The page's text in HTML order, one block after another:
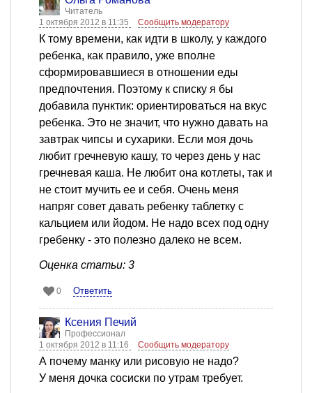
Читатель
1 октября 2012 в 11:35
Сообщить модератору
К тому времени, как идти в школу, у каждого
ребенка, как правило, уже вполне
сформировавшиеся в отношении еды
предпочтения. Поэтому к списку я бы
добавила пунктик: ориентироваться на вкус
ребенка. Это не значит, что нужно давать на
завтрак чипсы и сухарики. Если моя дочь
любит гречневую кашу, то через день у нас
гречневая каша. Не любит она котлеты, так и
не стоит мучить ее и себя. Очень меня
напряг совет давать ребенку таблетку с
кальцием или йодом. Не надо всех под одну
гребенку - это полезно далеко не всем.
Оценка статьи: 3
0 Ответить
Ксения Печий
Профессионал
1 октября 2012 в 11:16
Сообщить модератору
А почему манку или рисовую не надо?
У меня дочка сосиски по утрам требует.